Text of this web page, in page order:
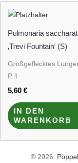
Pulmonaria
‚Trevi Fountain‘ (S)
Großgeflecktes
P 1
5,60 €
IN DEN
WARENKORB
© 2026